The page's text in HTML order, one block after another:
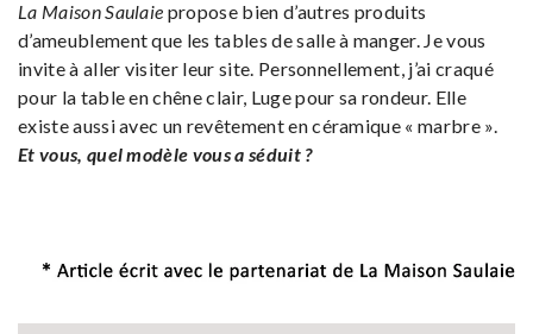
La Maison Saulaie propose bien d’autres produits
d’ameublement que les tables de salle à manger. Je vous
invite à aller visiter leur site. Personnellement, j’ai craqué
pour la table en chêne clair, Luge pour sa rondeur. Elle
existe aussi avec un revêtement en céramique « marbre ».
Et vous, quel modèle vous a séduit ?